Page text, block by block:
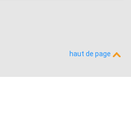
haut de page